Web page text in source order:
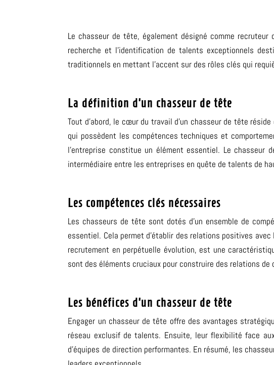
Le chasseur de tête, également désigné comme
recherche et l’identification de talents exceptionnels
traditionnels en mettant l’accent sur des rôles clés qui
La définition d’un chasseur de tête
Tout d’abord, le cœur du travail d’un chasseur de tête
qui possèdent les compétences techniques et
l’entreprise constitue un élément essentiel. Le
intermédiaire entre les entreprises en quête de talents de
Les compétences clés nécessaires
Les chasseurs de tête sont dotés d’un ensemble de
essentiel. Cela permet d’établir des relations positives
recrutement en perpétuelle évolution, est une
sont des éléments cruciaux pour construire des relations de
Les bénéfices d’un chasseur de tête
Engager un chasseur de tête offre des avantages
réseau exclusif de talents. Ensuite, leur flexibilité face
d’équipes de direction performantes. En résumé, les